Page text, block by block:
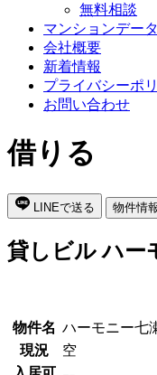
無料相談
マンションデー
会社概要
新着情報
プライバシーポ
お問い合わせ
借りる
LINEで送る 物件情
貸しビルハー
物件名 ハーモニー七
現況
空